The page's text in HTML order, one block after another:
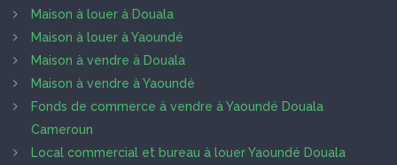
Maison à louer à Douala
Maison à louer à Yaoundé
Maison à vendre à Douala
Maison à vendre à Yaoundé
Fonds de commerce à vendre à Yaoundé Douala
Cameroun
Local commercial et bureau à louer Yaoundé Douala